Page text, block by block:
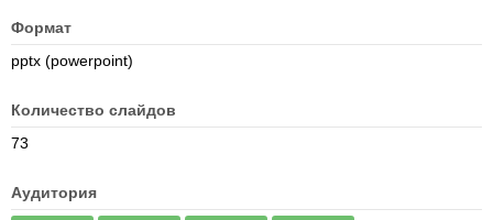
Формат
pptx (powerpoint)
Количество слайдов
73
Аудитория